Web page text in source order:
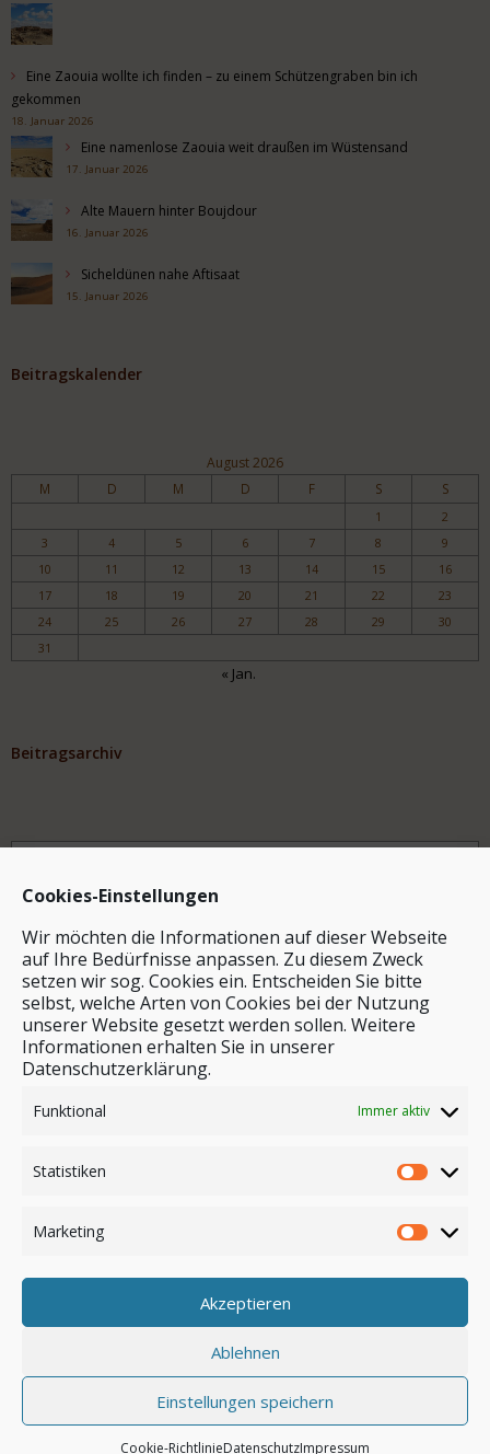
Cookies-Einstellungen
Wir möchten die Informationen auf dieser Webseite
auf Ihre Bedürfnisse anpassen. Zu diesem Zweck
setzen wir sog. Cookies ein. Entscheiden Sie bitte
selbst, welche Arten von Cookies bei der Nutzung
unserer Website gesetzt werden sollen. Weitere
Informationen erhalten Sie in unserer
Datenschutzerklärung.
Funktional Immer aktiv
Statistiken
Marketing
Akzeptieren
Ablehnen
Einstellungen speichern
Cookie-RichtlinieDatenschutzImpressum
Eine Zaouia wollte ich finden – zu einem Schützengraben bin ich
gekommen
18. Januar 2026
Eine namenlose Zaouia weit draußen im Wüstensand
17. Januar 2026
Alte Mauern hinter Boujdour
16. Januar 2026
Sicheldünen nahe Aftisaat
15. Januar 2026
Beitragskalender
August 2026
M D M D F S S
1
2
3
4 5 6 7 8
9
10
11 12 13 14 15
16
17
18 19 20 21 22
23
24
25 26 27 28 29
30
31
« Jan.
Beitragsarchiv
Archiv
Stichwortsuche
Anmelden
© by safar-reiseblog.de